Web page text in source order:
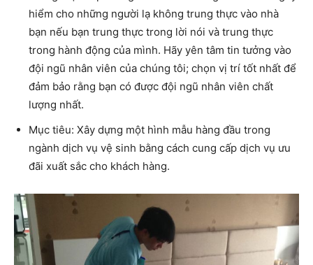
hiểm cho những người lạ không trung thực vào nhà
bạn nếu bạn trung thực trong lời nói và trung thực
trong hành động của mình. Hãy yên tâm tin tưởng vào
đội ngũ nhân viên của chúng tôi; chọn vị trí tốt nhất để
đảm bảo rằng bạn có được đội ngũ nhân viên chất
lượng nhất.
Mục tiêu: Xây dựng một hình mẫu hàng đầu trong
ngành dịch vụ vệ sinh bằng cách cung cấp dịch vụ ưu
đãi xuất sắc cho khách hàng.